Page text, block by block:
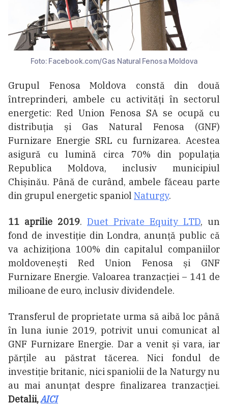
Foto: Facebook.com/Gas Natural Fenosa Moldova
Grupul Fenosa Moldova constă din două
întreprinderi, ambele cu activități în sectorul
energetic: Red Union Fenosa SA se ocupă cu
distribuția și Gas Natural Fenosa (GNF)
Furnizare Energie SRL cu furnizarea. Acestea
asigură cu lumină circa 70% din populația
Republica Moldova, inclusiv municipiul
Chișinău. Până de curând, ambele făceau parte
din grupul energetic spaniol Naturgy.
11 aprilie 2019. Duet Private Equity LTD, un
fond de investiție din Londra, anunță public că
va achiziționa 100% din capitalul companiilor
moldovenești Red Union Fenosa și GNF
Furnizare Energie. Valoarea tranzacției – 141 de
milioane de euro, inclusiv dividendele.
Transferul de proprietate urma să aibă loc până
în luna iunie 2019, potrivit unui comunicat al
GNF Furnizare Energie. Dar a venit și vara, iar
părțile au păstrat tăcerea. Nici fondul de
investiție britanic, nici spaniolii de la Naturgy nu
au mai anunțat despre finalizarea tranzacției.
Detalii,AICI